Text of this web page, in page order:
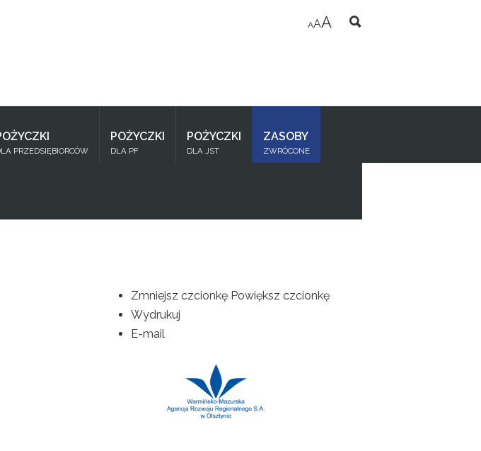
stronie
AAA
PRZEDSIĘBIORCÓW
POŻYCZKI
DLA PF
POŻYCZKI
DLA JST
ZASOBY
ZWRÓCONE
Zmniejsz czcionkę Powiększ czcionkę
Wydrukuj
E-mail